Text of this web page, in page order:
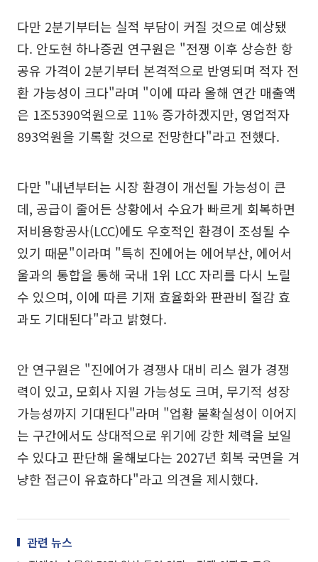
다만 2분기부터는 실적 부담이 커질 것으로 예상됐
다. 안도현 하나증권 연구원은 "전쟁 이후 상승한 항
공유 가격이 2분기부터 본격적으로 반영되며 적자 전
환 가능성이 크다"라며 "이에 따라 올해 연간 매출액
은 1조5390억원으로 11% 증가하겠지만, 영업적자
893억원을 기록할 것으로 전망한다"라고 전했다.
다만 "내년부터는 시장 환경이 개선될 가능성이 큰
데, 공급이 줄어든 상황에서 수요가 빠르게 회복하면
저비용항공사(LCC)에도 우호적인 환경이 조성될 수
있기 때문"이라며 "특히 진에어는 에어부산, 에어서
울과의 통합을 통해 국내 1위 LCC 자리를 다시 노릴
수 있으며, 이에 따른 기재 효율화와 판관비 절감 효
과도 기대된다"라고 밝혔다.
안 연구원은 "진에어가 경쟁사 대비 리스 원가 경쟁
력이 있고, 모회사 지원 가능성도 크며, 무기적 성장
가능성까지 기대된다"라며 "업황 불확실성이 이어지
는 구간에서도 상대적으로 위기에 강한 체력을 보일
수 있다고 판단해 올해보다는 2027년 회복 국면을 겨
냥한 접근이 유효하다"라고 의견을 제시했다.
관련 뉴스